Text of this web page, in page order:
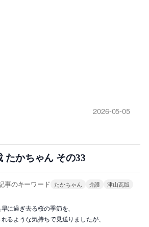
2026-05-05
たかちゃん その33
事のキーワード たかちゃん 介護 津山瓦版
早に過ぎ去る桜の季節を、
るような気持ちで見送りましたが、